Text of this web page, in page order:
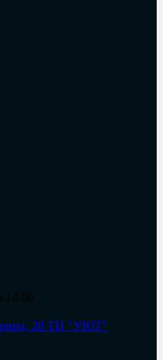
28 ТЦ "УЮТ"